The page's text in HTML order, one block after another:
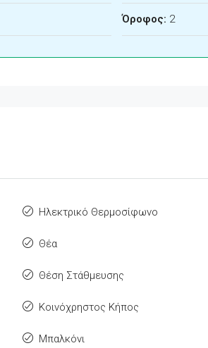
Όροφος: 2
Ηλεκτρικό Θερμοσίφωνο
Θέα
Θέση Στάθμευσης
Κοινόχρηστος Κήπος
Μπαλκόνι